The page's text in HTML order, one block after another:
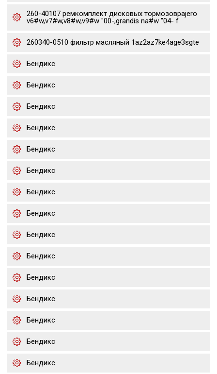
260-40107 ремкомплект дисковых тормозовpajero
v6#w,v7#w,v8#w,v9#w "00-,grandis na#w "04- f
260340-0510 фильтр масляный 1az2az7ke4age3sgte
Бендикс
Бендикс
Бендикс
Бендикс
Бендикс
Бендикс
Бендикс
Бендикс
Бендикс
Бендикс
Бендикс
Бендикс
Бендикс
Бендикс
Бендикс